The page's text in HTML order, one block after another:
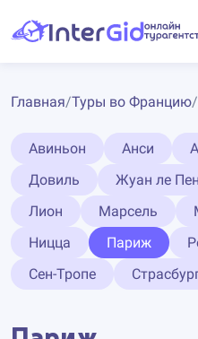
Главная/Туры во Францию/
Авиньон Анси
Довиль
Жуан ле Пен
Лион
Марсель
Ницца
Париж
Сен-Тропе